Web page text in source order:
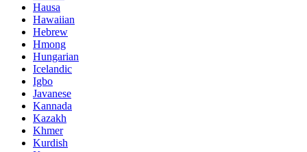
Hausa
Hawaiian
Hebrew
Hmong
Hungarian
Icelandic
Igbo
Javanese
Kannada
Kazakh
Khmer
Kurdish